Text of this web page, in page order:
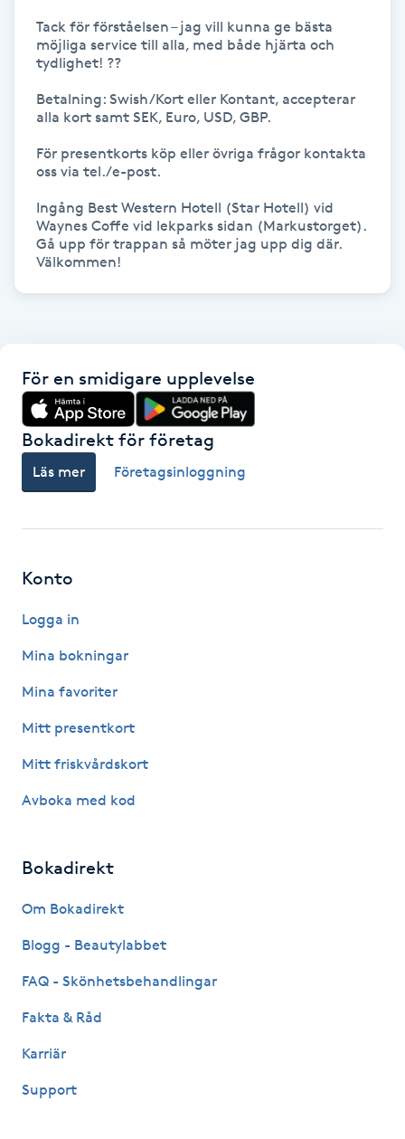
Hudföryngring
Hyperhidros
Hypnos
Hårbottenbehandling
Hårförlängning
Hårvård
Idrottsmassage
IPL hårborttagning
Katun fransar
Kemisk peeling
Tack för förståelsen – jag vill kunna ge bästa
möjliga service till alla, med både hjärta och
tydlighet! ??
Betalning: Swish/Kort eller Kontant, accepterar
alla kort samt SEK, Euro, USD, GBP.
För presentkorts köp eller övriga frågor kontakta
oss via tel./e-post.
Ingång Best Western Hotell (Star Hotell) vid
Waynes Coffe vid lekparks sidan (Markustorget).
Gå upp för trappan så möter jag upp dig där.
Välkommen!
För en smidigare upplevelse
Bokadirekt för företag
Läs mer Företagsinloggning
Konto
Logga in
Mina bokningar
Mina favoriter
Mitt presentkort
Mitt friskvårdskort
Avboka med kod
Bokadirekt
Om Bokadirekt
Blogg - Beautylabbet
FAQ - Skönhetsbehandlingar
Fakta & Råd
Karriär
Support